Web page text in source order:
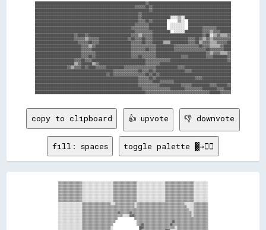
██████████████████████████████████████████████████████████████▓▓██████████████████████████████████████████████
████████████████████████████████████████████████████████▓▓▓▓▓▓██▓▓████████████████████████████████████████████
████████████████████████████████████████████████████████████████▓▓████████████████████████████████████████████
██████████████████████████████████████████████████████████▓▓██████████████████████████████████████████████████
██████████████████████████████████████████████████████████▓▓████████████████░░░░▒▒░░██████████████████████████
██████████████████████████████████████████████████████████▓▓▓▓██▓▓████████      ▒▒░░  ████████████████████████
████████████████████████████████████████████████████████▓▓▓▓▓▓▓▓██████████  ░░░░░░░░  ████████████████████████
██████████████████████████████████████████████████████▓▓▓▓▓▓▓▓▓▓██████████  ░░░░░░░░  ████████▓▓▓▓▓▓▓▓████████
████████████████████████████████████████████████████████▓▓▓▓▓▓▓▓▓▓██████████  ░░░░░░██████████▓▓▓▓▒▒▓▓▓▓██████
██████████████████████▓▓████▓▓████████████████████████▓▓▓▓▒▒▓▓▓▓▓▓████████████████████████████▓▓██░░▒▒▓▓▒▒▒▒▓▓
██████████████████████▓▓▓▓▓▓▒▒▓▓▓▓▓▓████████████████▓▓██▓▓▓▓██▓▓▓▓████████████████████▓▓▓▓██▓▓▒▒▓▓▒▒▓▓▓▓▓▓▓▓▓▓
████████████████████████▓▓▓▓▓▓██▓▓▓▓██████████████████▓▓▓▓▓▓██▓▓▓▓██████▒▒▒▒██████████▓▓▓▓██▒▒▓▓▓▓▒▒▒▒▓▓▓▓▓▓██
██████████████████████████▓▓▓▓▒▒▓▓████████████████████▓▓▓▓▓▓▓▓▓▓▓▓▓▓██████████▓▓▓▓▓▓▓▓▓▓▓▓▓▓██▓▓▓▓▒▒▒▒▒▒▓▓████
██████████████████████████▓▓▓▓▓▓██████████████████████▓▓▓▓▓▓▓▓██▓▓▓▓██████████▓▓▓▓▓▓▓▓▓▓▓▓▓▓▓▓▓▓██▓▓▓▓▓▓▓▓████
██████████████████████████▓▓▓▓▓▓▓▓████████████████████▓▓▓▓▓▓▓▓▓▓▓▓▓▓████████████████████████████▓▓▒▒▓▓▓▓▒▒▒▒▓▓
██████████████████████████▓▓▓▓██▓▓████████████████████▓▓▓▓██▓▓▓▓▓▓▓▓██████████████▓▓▓▓██████████▓▓▓▓████████▓▓
██████████████████████▓▓▓▓██▓▓▓▓██████████████████████████████▓▓▓▓▓▓▓▓▓▓▓▓▓▓████████████████████████████████▓▓
██████████████████████▒▒▓▓██████▒▒▓▓██████████████████████████▓▓▓▓▓▓▓▓████████████████████████████████████████
██████████████████▓▓▒▒▓▓▓▓██▓▓████▓▓▓▓▓▓██████████▓▓▓▓▓▓▓▓▓▓▓▓▓▓▓▓▓▓████████████▓▓▓▓██████████████████████████
████████████████████████████████████████████▓▓▓▓▓▓▓▓▓▓▓▓▓▓██▓▓▓▓██▓▓████████████████▓▓▓▓██████████████████████
████████████████████████████████████████▓▓██▓▓▓▓▓▓▓▓▓▓▓▓▓▓▓▓▓▓██▓▓██▓▓████████████████████████████████████████
██████████████████████████████████████████████████████████▓▓▓▓▓▓██▓▓██████████████████████▓▓▓▓████████████████
██████████████████████████████████████████████████████████▓▓▓▓▓▓▓▓████▓▓▓▓▓▓▓▓████████████████████████████████
██████████████████████████████████████████████████████████▓▓▓▓▓▓▓▓▓▓▓▓████████████▓▓▓▓▓▓██████████▓▓▓▓██████▓▓
████████████████████████████████████████████████████████████▓▓▓▓▓▓▓▓▓▓▓▓▓▓▓▓████████▓▓▓▓▓▓▓▓▓▓████████▓▓▓▓████
copy to clipboard 👍 upvote 👎 downvote
fill: spaces toggle palette ▓→✊🏽